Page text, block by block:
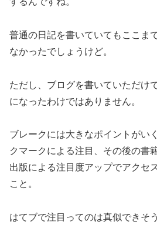
普通の日記を書いていてもここま
なかったでしょうけど。
ただし、ブログを書いていただけ
になったわけではありません。
ブレークには大きなポイントがい
クマークによる注目、その後の書
出版による注目度アップでアクセ
こと。
はてブで注目ってのは真似できそ